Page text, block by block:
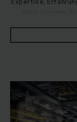
Unabhängig